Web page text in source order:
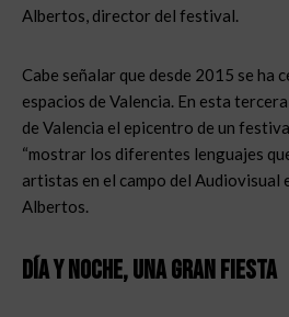
Albertos, director del festival.
Cabe señalar que desde 2015 se ha
espacios de Valencia. En esta
de Valencia el epicentro de un
“mostrar los diferentes lenguajes
artistas en el campo del Audiovisual
Albertos.
Día y noche, una gran fiesta